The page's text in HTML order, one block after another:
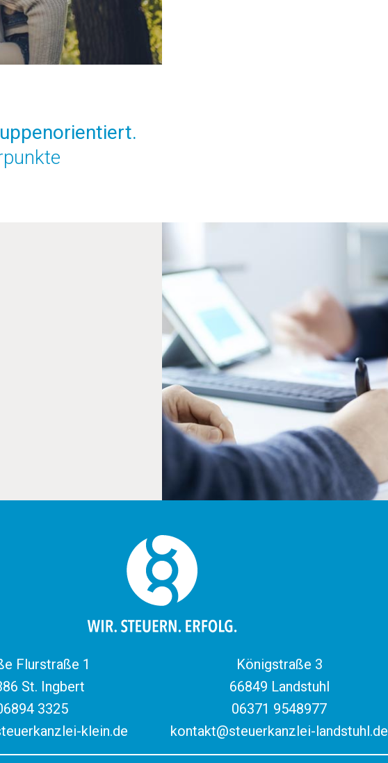
Flurstraße 1
St. Ingbert
3325
klein.de
Königstraße 3
66849 Landstuhl
06371 9548977
kontakt@steuerkanzlei-landstuhl.de